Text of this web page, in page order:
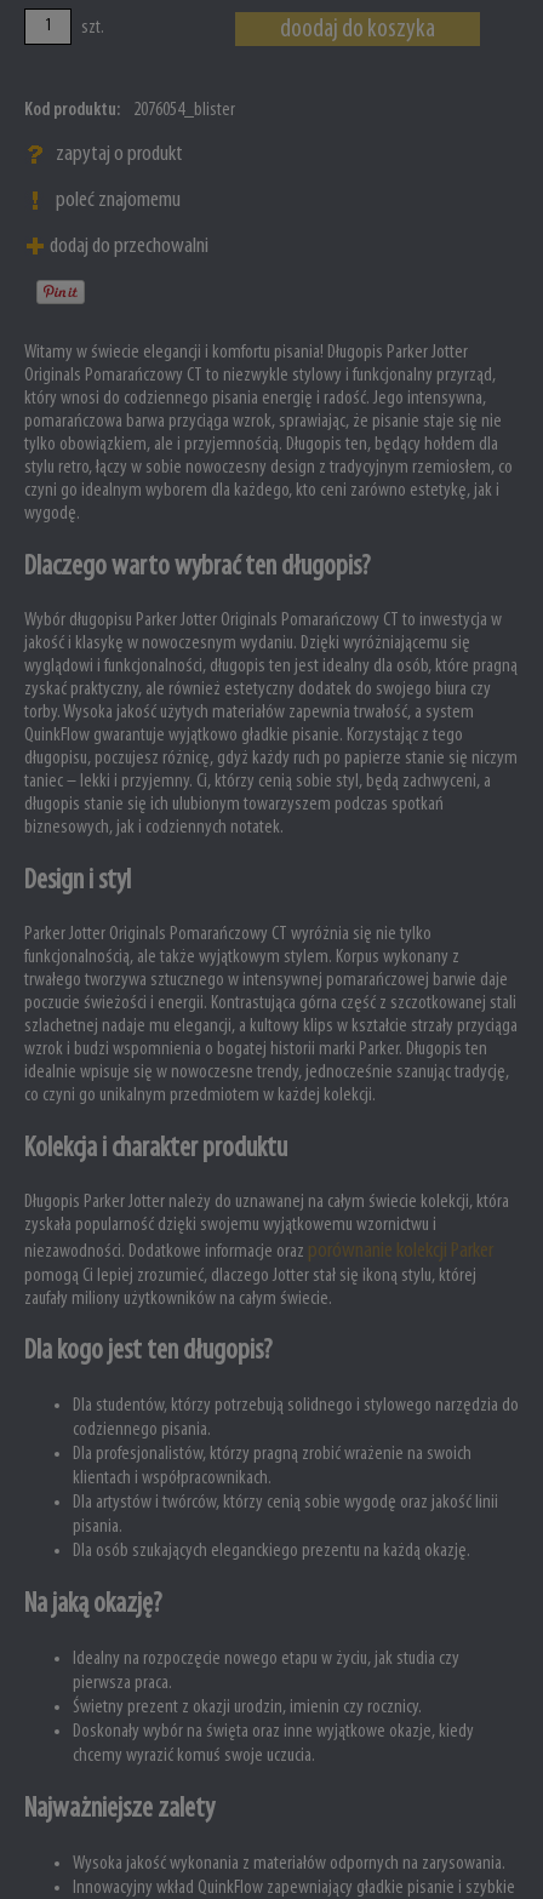
szt. doodaj do koszyka
Kod produktu: 2076054_blister
zapytaj o produkt
poleć znajomemu
dodaj do przechowalni
Witamy w świecie elegancji i komfortu pisania! Długopis Parker Jotter
Originals Pomarańczowy CT to niezwykle stylowy i funkcjonalny przyrząd,
który wnosi do codziennego pisania energię i radość. Jego intensywna,
pomarańczowa barwa przyciąga wzrok, sprawiając, że pisanie staje się nie
tylko obowiązkiem, ale i przyjemnością. Długopis ten, będący hołdem dla
stylu retro, łączy w sobie nowoczesny design z tradycyjnym rzemiosłem, co
czyni go idealnym wyborem dla każdego, kto ceni zarówno estetykę, jak i
wygodę.
Dlaczego warto wybrać ten długopis?
Wybór długopisu Parker Jotter Originals Pomarańczowy CT to inwestycja w
jakość i klasykę w nowoczesnym wydaniu. Dzięki wyróżniającemu się
wyglądowi i funkcjonalności, długopis ten jest idealny dla osób, które pragną
zyskać praktyczny, ale również estetyczny dodatek do swojego biura czy
torby. Wysoka jakość użytych materiałów zapewnia trwałość, a system
QuinkFlow gwarantuje wyjątkowo gładkie pisanie. Korzystając z tego
długopisu, poczujesz różnicę, gdyż każdy ruch po papierze stanie się niczym
taniec – lekki i przyjemny. Ci, którzy cenią sobie styl, będą zachwyceni, a
długopis stanie się ich ulubionym towarzyszem podczas spotkań
biznesowych, jak i codziennych notatek.
Design i styl
Parker Jotter Originals Pomarańczowy CT wyróżnia się nie tylko
funkcjonalnością, ale także wyjątkowym stylem. Korpus wykonany z
trwałego tworzywa sztucznego w intensywnej pomarańczowej barwie daje
poczucie świeżości i energii. Kontrastująca górna część z szczotkowanej stali
szlachetnej nadaje mu elegancji, a kultowy klips w kształcie strzały przyciąga
wzrok i budzi wspomnienia o bogatej historii marki Parker. Długopis ten
idealnie wpisuje się w nowoczesne trendy, jednocześnie szanując tradycję,
co czyni go unikalnym przedmiotem w każdej kolekcji.
Kolekcja i charakter produktu
Długopis Parker Jotter należy do uznawanej na całym świecie kolekcji, która
zyskała popularność dzięki swojemu wyjątkowemu wzornictwu i
niezawodności. Dodatkowe informacje oraz porównanie kolekcji Parker
pomogą Ci lepiej zrozumieć, dlaczego Jotter stał się ikoną stylu, której
zaufały miliony użytkowników na całym świecie.
Dla kogo jest ten długopis?
Dla studentów, którzy potrzebują solidnego i stylowego narzędzia do
codziennego pisania.
Dla profesjonalistów, którzy pragną zrobić wrażenie na swoich
klientach i współpracownikach.
Dla artystów i twórców, którzy cenią sobie wygodę oraz jakość linii
pisania.
Dla osób szukających eleganckiego prezentu na każdą okazję.
Na jaką okazję?
Idealny na rozpoczęcie nowego etapu w życiu, jak studia czy
pierwsza praca.
Świetny prezent z okazji urodzin, imienin czy rocznicy.
Doskonały wybór na święta oraz inne wyjątkowe okazje, kiedy
chcemy wyrazić komuś swoje uczucia.
Najważniejsze zalety
Wysoka jakość wykonania z materiałów odpornych na zarysowania.
Innowacyjny wkład QuinkFlow zapewniający gładkie pisanie i szybkie